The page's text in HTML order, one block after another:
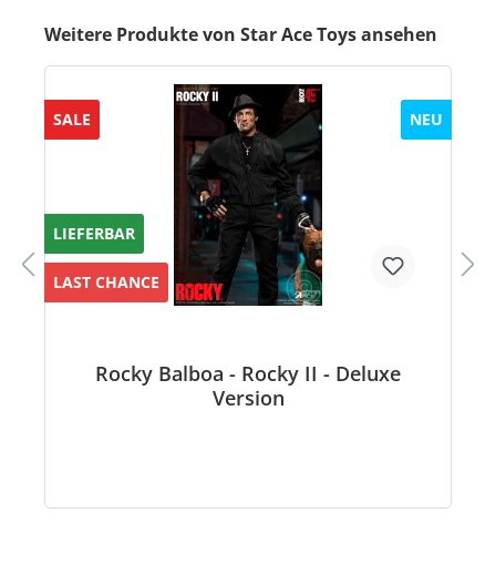
Weitere Produkte von Star Ace Toys ansehen
NEU
SALE
LIEFERBAR
LAST CHANCE
Rocky Balboa - Rocky II - Deluxe
Version